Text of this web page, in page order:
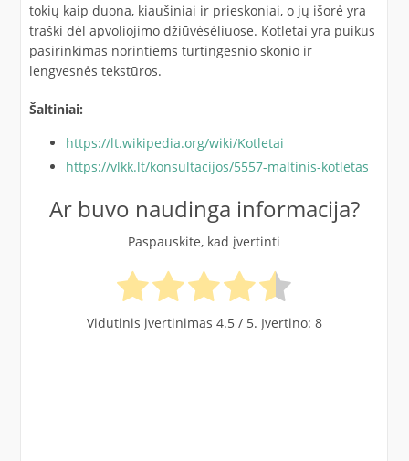
tokių kaip duona, kiaušiniai ir prieskoniai, o jų išorė yra
traški dėl apvoliojimo džiūvėsėliuose. Kotletai yra puikus
pasirinkimas norintiems turtingesnio skonio ir
lengvesnės tekstūros.
Šaltiniai:
https://lt.wikipedia.org/wiki/Kotletai
https://vlkk.lt/konsultacijos/5557-maltinis-kotletas
Ar buvo naudinga informacija?
Paspauskite, kad įvertinti
Vidutinis įvertinimas 4.5/ 5. Įvertino: 8